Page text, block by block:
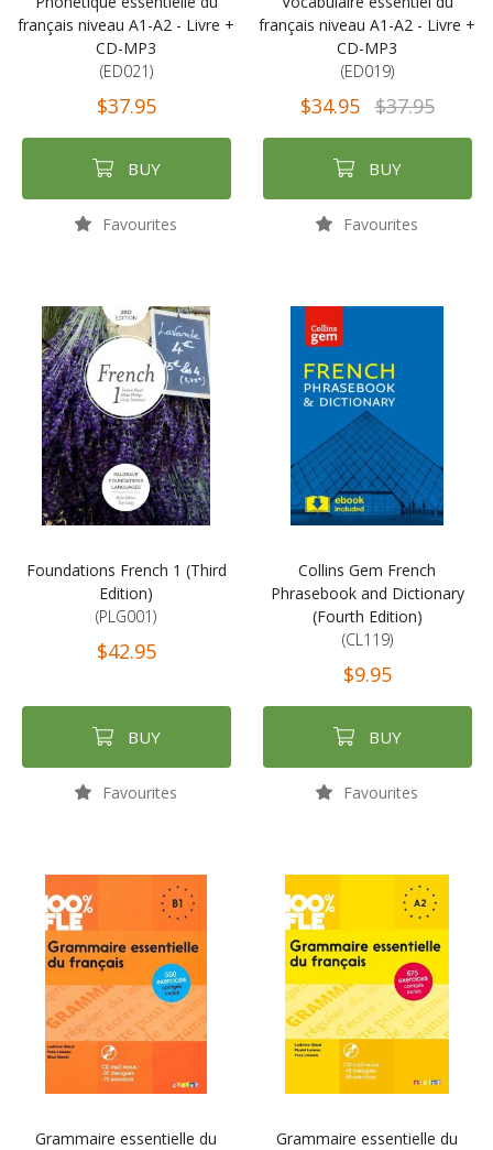
français niveau A1-A2 - Livre +
CD-MP3
(ED021)
$37.95
BUY
Favourites
français niveau A1-A2 - Livre +
CD-MP3
(ED019)
$34.95 $37.95
BUY
Favourites
Foundations French 1 (Third
Edition)
(PLG001)
$42.95
BUY
Favourites
Collins Gem French
Phrasebook and Dictionary
(Fourth Edition)
(CL119)
$9.95
BUY
Favourites
Grammaire essentielle du
Grammaire essentielle du